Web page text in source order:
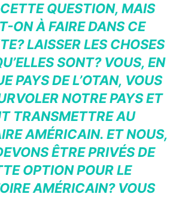
QUESTION, MAIS
ON À FAIRE DANS CE
LAISSER LES CHOSES
SONT? VOUS, EN
PAYS DE L’OTAN, VOUS
NOTRE PAYS ET
TRANSMETTRE AU
AMÉRICAIN. ET NOUS,
ÊTRE PRIVÉS DE
OPTION POUR LE
AMÉRICAIN? VOUS